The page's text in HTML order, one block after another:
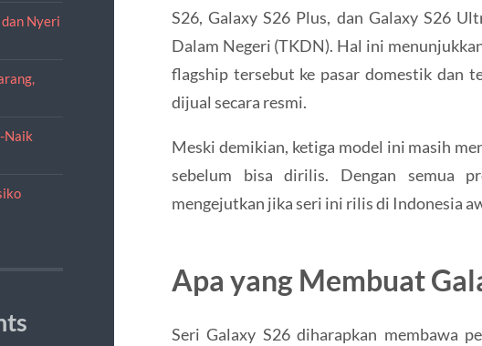
Nyeri
Naik
S26, Galaxy S26 Plus, dan Galaxy S26
Dalam Negeri (TKDN). Hal ini
flagship tersebut ke pasar domestik dan
dijual secara resmi.
Meski demikian, ketiga model ini masih
sebelum bisa dirilis. Dengan semua
mengejutkan jika seri ini rilis di Indonesia
Apa yang Membuat
Seri Galaxy S26 diharapkan membawa